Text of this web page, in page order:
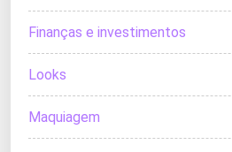
Finanças e investimentos
Looks
Maquiagem